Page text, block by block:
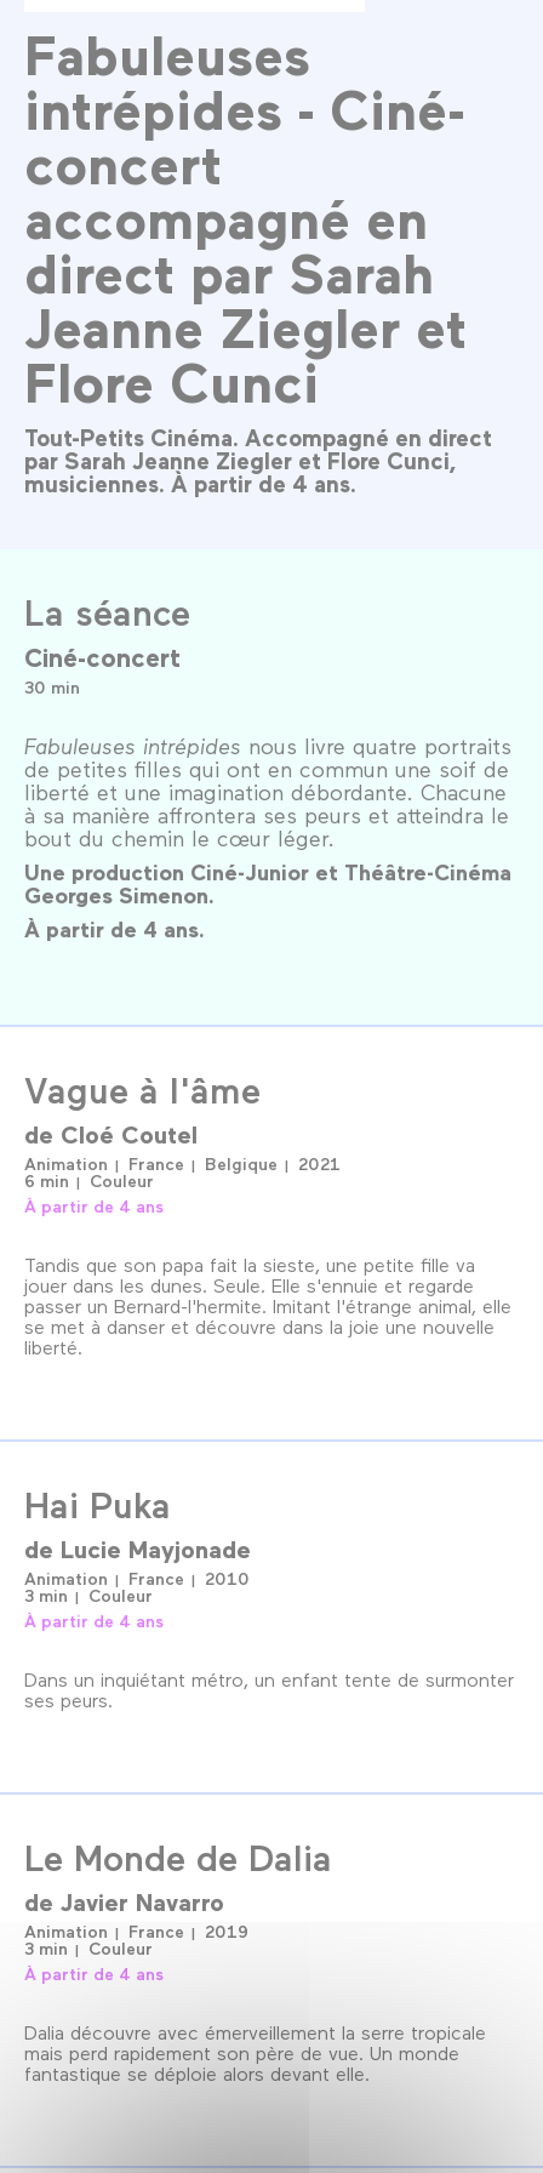
Fabuleuses
intrépides - Ciné-
concert
accompagné en
direct par Sarah
Jeanne Ziegler et
Flore Cunci
Tout-Petits Cinéma. Accompagné en direct
par Sarah Jeanne Ziegler et Flore Cunci,
musiciennes. À partir de 4 ans.
La séance
Ciné-concert
30 min
Fabuleuses intrépides nous livre quatre portraits
de petites filles qui ont en commun une soif de
liberté et une imagination débordante. Chacune
à sa manière affrontera ses peurs et atteindra le
bout du chemin le cœur léger.
Une production Ciné-Junior et Théâtre-Cinéma
Georges Simenon.
À partir de 4 ans.
Vague à l'âme
de Cloé Coutel
Animation France Belgique
2021
6 min
Couleur
À partir de 4 ans
Tandis que son papa fait la sieste, une petite fille va
jouer dans les dunes. Seule. Elle s'ennuie et regarde
passer un Bernard-l'hermite. Imitant l'étrange animal, elle
se met à danser et découvre dans la joie une nouvelle
liberté.
Hai Puka
de Lucie Mayjonade
Animation France
2010
3 min
Couleur
À partir de 4 ans
Dans un inquiétant métro, un enfant tente de surmonter
ses peurs.
Le Monde de Dalia
de Javier Navarro
Animation France
2019
3 min
Couleur
À partir de 4 ans
Dalia découvre avec émerveillement la serre tropicale
mais perd rapidement son père de vue. Un monde
fantastique se déploie alors devant elle.